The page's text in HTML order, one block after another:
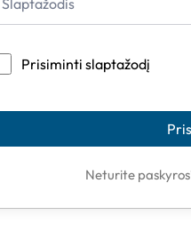
Prisiminti slaptažodį
Neturite